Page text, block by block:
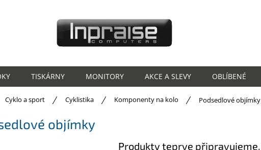
TISKÁRNY MONITORY AKCE A SLEVY OBLÍBENÉ
Cyklo a sport Cyklistika Komponenty na kolo Podsedlové objímky
objímky
Produkty teprve připravujeme.